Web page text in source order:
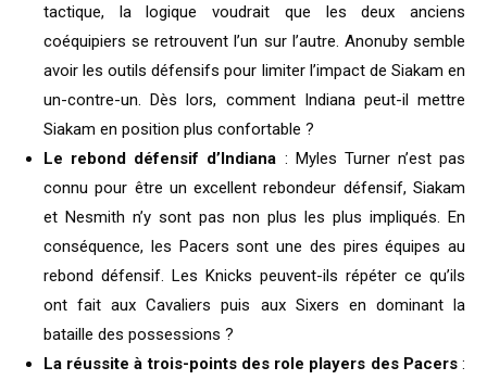
tactique, la logique voudrait que les deux anciens
coéquipiers se retrouvent l’un sur l’autre. Anonuby semble
avoir les outils défensifs pour limiter l’impact de Siakam en
un-contre-un. Dès lors, comment Indiana peut-il mettre
Siakam en position plus confortable ?
Le rebond défensif d’Indiana : Myles Turner n’est pas
connu pour être un excellent rebondeur défensif, Siakam
et Nesmith n’y sont pas non plus les plus impliqués. En
conséquence, les Pacers sont une des pires équipes au
rebond défensif. Les Knicks peuvent-ils répéter ce qu’ils
ont fait aux Cavaliers puis aux Sixers en dominant la
bataille des possessions ?
La réussite à trois-points des role players des Pacers: